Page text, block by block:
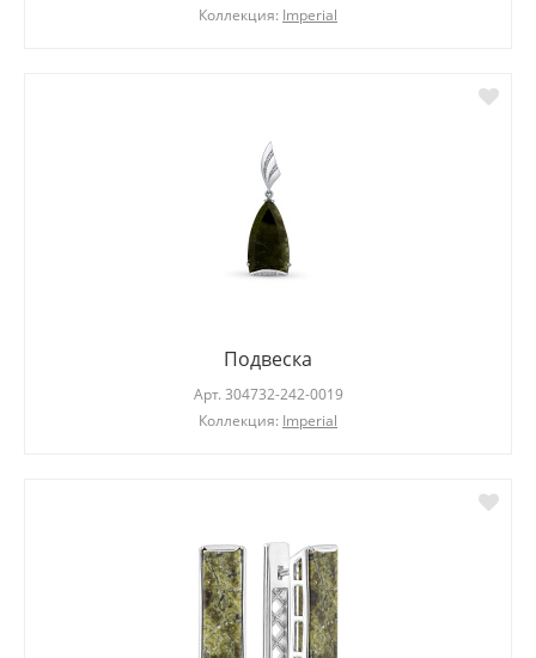
Коллекция: Imperial
Подвеска
Арт. 304732-242-0019
Коллекция: Imperial